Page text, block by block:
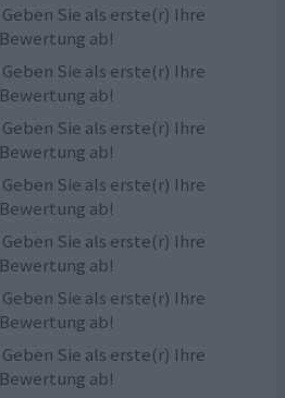
Geben Sie als erste(r) Ihre
Bewertung ab!
Geben Sie als erste(r) Ihre
Bewertung ab!
Geben Sie als erste(r) Ihre
Bewertung ab!
Geben Sie als erste(r) Ihre
Bewertung ab!
Geben Sie als erste(r) Ihre
Bewertung ab!
Geben Sie als erste(r) Ihre
Bewertung ab!
Geben Sie als erste(r) Ihre
Bewertung ab!